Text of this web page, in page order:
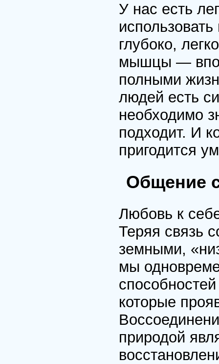
У нас есть
глубоко,
мышцы —
полными
людей есть
необходимо
подходит. И
пригодится
Общение
Любовь к
Теряя связь
земными,
мы
которые
природой